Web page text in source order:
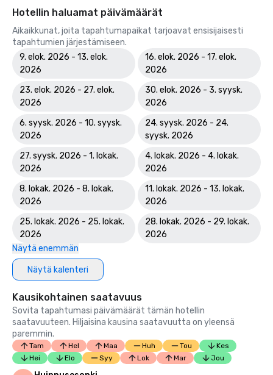
Hotellin haluamat päivämäärät
Aikaikkunat, joita tapahtumapaikat tarjoavat ensisijaisesti
tapahtumien järjestämiseen.
9. elok. 2026 - 13. elok.
2026
16. elok. 2026 - 17. elok.
2026
23. elok. 2026 - 27. elok.
2026
30. elok. 2026 - 3. syysk.
2026
6. syysk. 2026 - 10. syysk.
2026
24. syysk. 2026 - 24.
syysk. 2026
27. syysk. 2026 - 1. lokak.
2026
4. lokak. 2026 - 4. lokak.
2026
8. lokak. 2026 - 8. lokak.
2026
11. lokak. 2026 - 13. lokak.
2026
25. lokak. 2026 - 25. lokak.
2026
28. lokak. 2026 - 29. lokak.
2026
Näytä enemmän
Näytä kalenteri
Kausikohtainen saatavuus
Sovita tapahtumasi päivämäärät tämän hotellin
saatavuuteen. Hiljaisina kausina saatavuutta on yleensä
paremmin.
Tam Hel Maa Huh Tou
Kes
Hei
Elo Syy Lok Mar Jou